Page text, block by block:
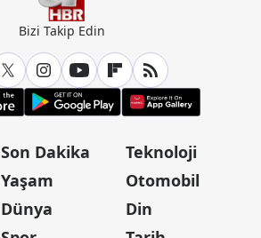
Bizi Takip Edin
Son Dakika
Yaşam
Dünya
Teknoloji
Otomobil
Din